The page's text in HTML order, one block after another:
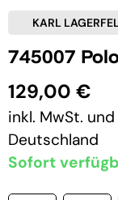
KARL
745007
129,00 €
inkl. MwSt. und
Deutschland
Sofort